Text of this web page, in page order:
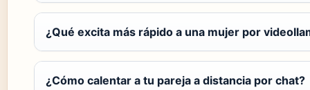
¿Qué excita más rápido a una mujer por
¿Cómo calentar a tu pareja a distancia por chat?